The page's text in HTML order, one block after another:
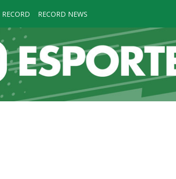
RECORD RECORD NEWS